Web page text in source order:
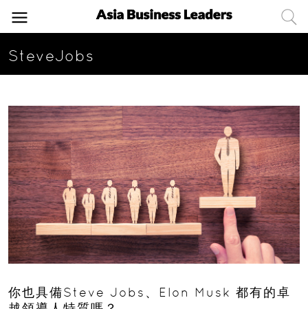
SteveJobs
你也具備Steve Jobs、Elon Musk 都有的卓